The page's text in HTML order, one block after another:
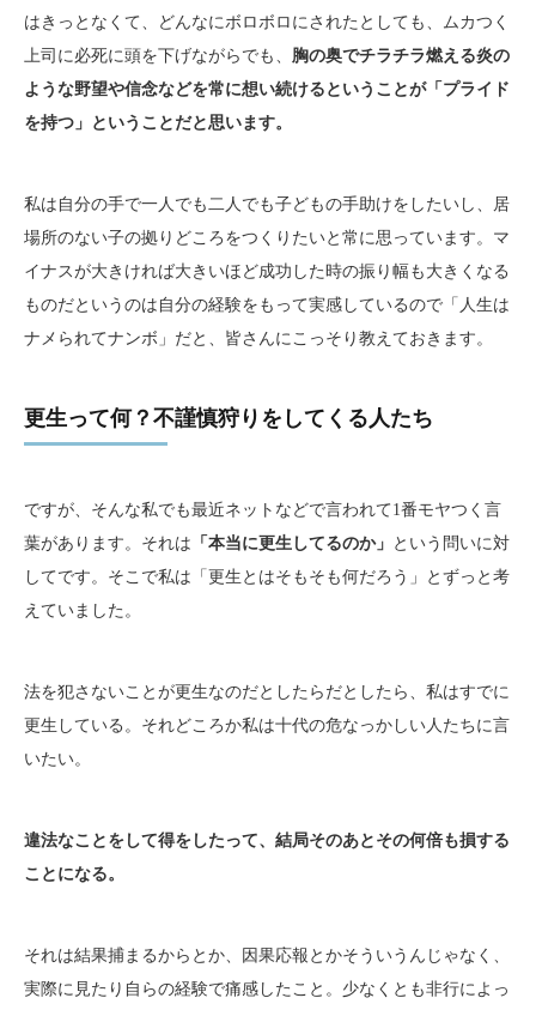
はきっとなくて、どんなにボロボロにされたとしても、ムカつく
上司に必死に頭を下げながらでも、 胸の奥でチラチラ燃える炎の
ような野望や信念などを常に想い続けるということが「プライド
を持つ」ということだと思います。
私は自分の手で一人でも二人でも子どもの手助けをしたいし、居
場所のない子の拠りどころをつくりたいと常に思っています。マ
イナスが大きければ大きいほど成功した時の振り幅も大きくなる
ものだというのは自分の経験をもって実感しているので「人生は
ナメられてナンボ」だと、皆さんにこっそり教えておきます。
更生って何？不謹慎狩りをしてくる人たち
ですが、そんな私でも最近ネットなどで言われて1番モヤつく言
葉があります。それは 「本当に更生してるのか」 という問いに対
してです。そこで私は「更生とはそもそも何だろう」とずっと考
えていました。
法を犯さないことが更生なのだとしたらだとしたら、私はすでに
更生している。それどころか私は十代の危なっかしい人たちに言
いたい。
違法なことをして得をしたって、結局そのあとその何倍も損する
ことになる。
それは結果捕まるからとか、因果応報とかそういうんじゃなく、
実際に見たり自らの経験で痛感したこと。少なくとも非行によっ